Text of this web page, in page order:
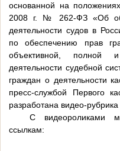
основанной на
2008 г. № 262-ФЗ «Об
деятельности судов в
по обеспечению прав
объективной, полной
деятельности судебной
граждан о деятельности
пресс-службой Первого
разработана видео-
С видеороликами
ссылкам: